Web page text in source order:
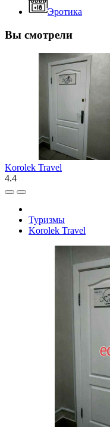
Эротика
Вы смотрели
Korolek Travel
4.4
Туризмы
Korolek Travel